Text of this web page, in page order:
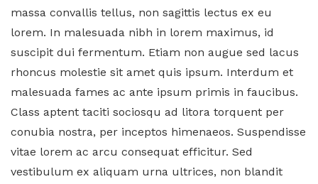
massa convallis tellus, non sagittis lectus ex eu
lorem. In malesuada nibh in lorem maximus, id
suscipit dui fermentum. Etiam non augue sed lacus
rhoncus molestie sit amet quis ipsum. Interdum et
malesuada fames ac ante ipsum primis in faucibus.
Class aptent taciti sociosqu ad litora torquent per
conubia nostra, per inceptos himenaeos. Suspendisse
vitae lorem ac arcu consequat efficitur. Sed
vestibulum ex aliquam urna ultrices, non blandit